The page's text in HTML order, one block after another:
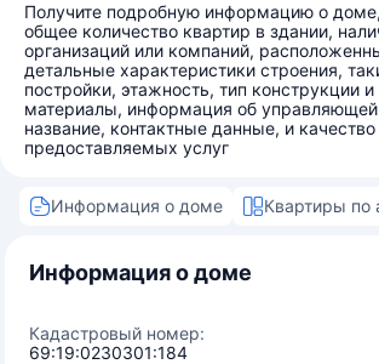
Получите подробную информацию о
общее количество квартир в здании,
организаций или компаний,
детальные характеристики строения,
постройки, этажность, тип конструкции
материалы, информация об
название, контактные данные, и качество
предоставляемых услуг
Информация о доме Квартиры по
Информация о доме
Кадастровый номер:
69:19:0230301:184